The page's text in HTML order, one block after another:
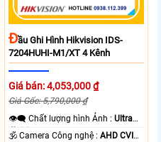
ĐẦu Ghi Hình Hikvision IDS-
7204HUHI-M1/XT 4 Kênh
Giá bán: 4,053,000 ₫
Giá Gốc: 5,790,000 ₫
👁️‍🗨 Chất lượng hình Ảnh :Ultra
4k 👍🏾 .
🕉️ Camera Công nghệ :AHD CVI